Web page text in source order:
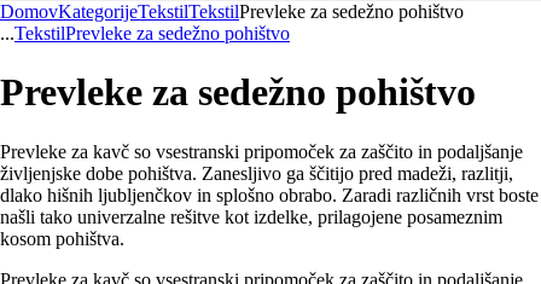
DomovKategorijeTekstilTekstilPrevleke za sedežno pohištvo
...TekstilPrevleke za sedežno pohištvo
Prevleke za sedežno pohištvo
Prevleke za kavč so vsestranski pripomoček za zaščito in podaljšanje
življenjske dobe pohištva. Zanesljivo ga ščitijo pred madeži, razlitji,
dlako hišnih ljubljenčkov in splošno obrabo. Zaradi različnih vrst boste
našli tako univerzalne rešitve kot izdelke, prilagojene posameznim
kosom pohištva.
Prevleke za kavč so vsestranski pripomoček za zaščito in podaljšanje